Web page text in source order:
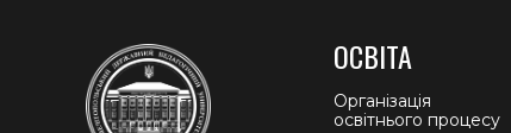
ОСВІТА
Організація
освітнього процесу